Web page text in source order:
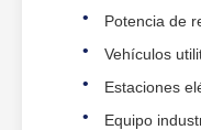
Potencia de
Vehículos
Estaciones
Equipo